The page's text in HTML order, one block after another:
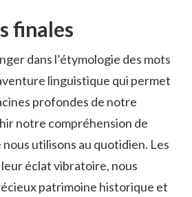
finales
dans​ l’étymologie​ des mots
linguistique qui permet​
profondes ​de notre
notre compréhension de⁢
​utilisons au‌ quotidien. Les
éclat⁤ vibratoire, nous
patrimoine⁣ historique ⁤et